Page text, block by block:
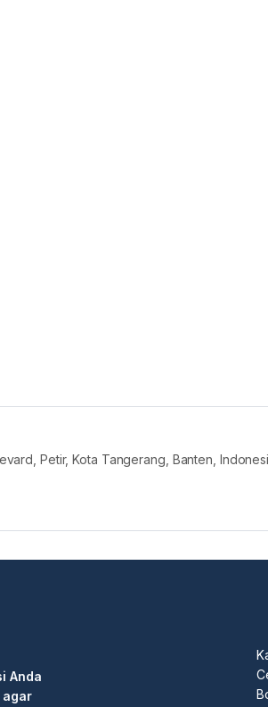
Petir, Kota Tangerang, Banten,
Anda
agar